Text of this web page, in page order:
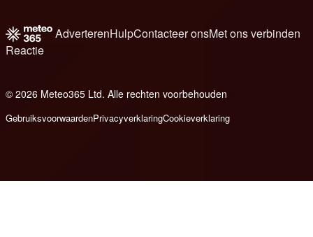
AdverterenHulpContacteer onsMet ons verbinden
Reactie
© 2026 Meteo365 Ltd. Alle rechten voorbehouden
GebruiksvoorwaardenPrivacyverklaringCookieverklaring